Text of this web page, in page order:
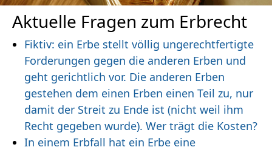
Aktuelle Fragen zum Erbrecht
Fiktiv: ein Erbe stellt völlig ungerechtfertigte
Forderungen gegen die anderen Erben und
geht gerichtlich vor. Die anderen Erben
gestehen dem einen Erben einen Teil zu, nur
damit der Streit zu Ende ist (nicht weil ihm
Recht gegeben wurde). Wer trägt die Kosten?
In einem Erbfall hat ein Erbe eine